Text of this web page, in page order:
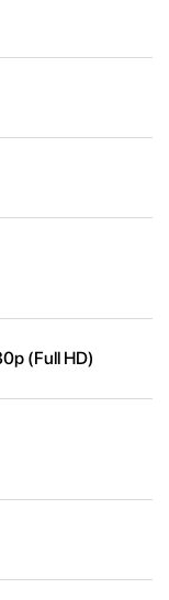
(Full HD)